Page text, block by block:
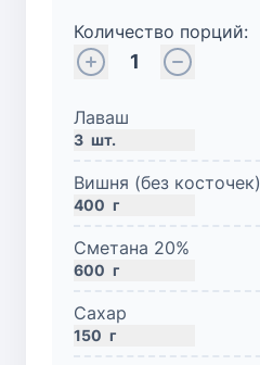
Количество порций:
1
Лаваш
3 шт.
Вишня (без косточек)
400 г
Сметана 20%
600 г
Сахар
150 г